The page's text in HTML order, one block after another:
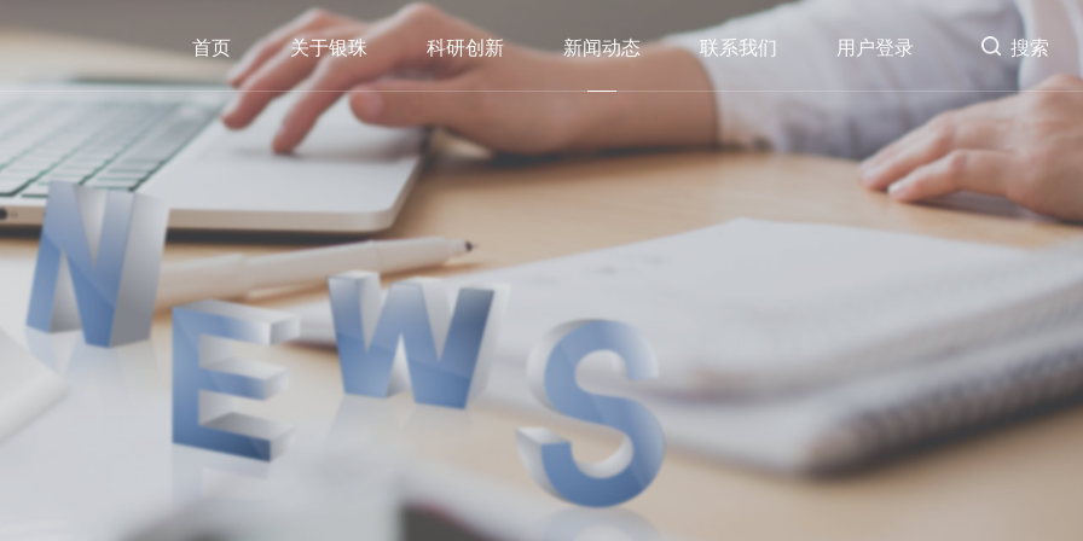
首页 关于银珠 科研创新 新闻动态 联系我们 用户登录 搜索